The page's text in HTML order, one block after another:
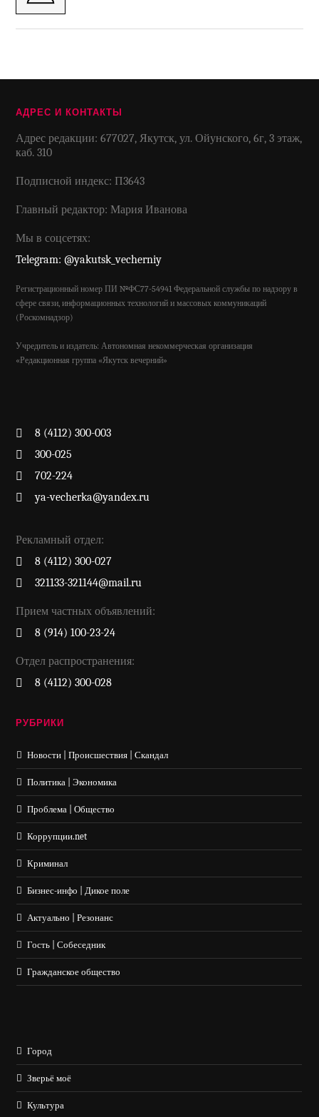
АДРЕС И КОНТАКТЫ
Адрес редакции: 677027, Якутск, ул. Ойунского, 6г, 3 этаж,
каб. 310
Подписной индекс: П3643
Главный редактор: Мария Иванова
Мы в соцсетях:
Telegram: @yakutsk_vecherniy
Регистрационный номер ПИ №ФС77-54941 Федеральной службы по надзору в
сфере связи, информационных технологий и массовых коммуникаций
(Роскомнадзор)
Учредитель и издатель: Автономная некоммерческая организация
«Редакционная группа «Якутск вечерний»
8 (4112) 300-003
300-025
702-224
ya-vecherka@yandex.ru
Рекламный отдел:
8 (4112) 300-027
321133-321144@mail.ru
Прием частных объявлений:
8 (914) 100-23-24
Отдел распространения:
8 (4112) 300-028
РУБРИКИ
Новости | Происшествия | Скандал
Политика | Экономика
Проблема | Общество
Коррупции.net
Криминал
Бизнес-инфо | Дикое поле
Актуально | Резонанс
Гость | Собеседник
Гражданское общество
Город
Зверьё моё
Культура